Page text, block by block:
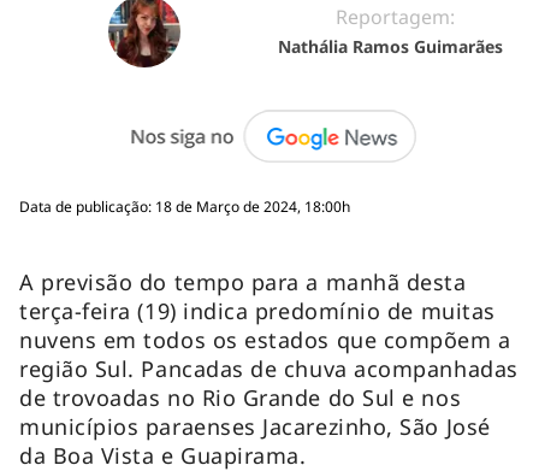
Reportagem:
Nathália Ramos Guimarães
Data de publicação: 18 de Março de 2024, 18:00h
A previsão do tempo para a manhã desta
terça-feira (19) indica predomínio de muitas
nuvens em todos os estados que compõem a
região Sul. Pancadas de chuva acompanhadas
de trovoadas no Rio Grande do Sul e nos
municípios paraenses Jacarezinho, São José
da Boa Vista e Guapirama.